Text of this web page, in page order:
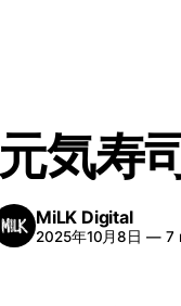
元気寿
MiLK Digital
2025年10月8日 — 7